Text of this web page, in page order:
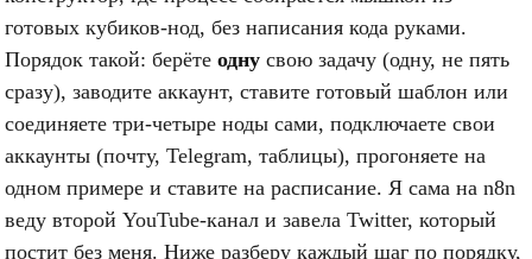
готовых кубиков-нод, без написания кода руками.
Порядок такой: берёте одну свою задачу (одну, не пять
сразу), заводите аккаунт, ставите готовый шаблон или
соединяете три-четыре ноды сами, подключаете свои
аккаунты (почту, Telegram, таблицы), прогоняете на
одном примере и ставите на расписание. Я сама на n8n
веду второй YouTube-канал и завела Twitter, который
постит без меня. Ниже разберу каждый шаг по порядку,